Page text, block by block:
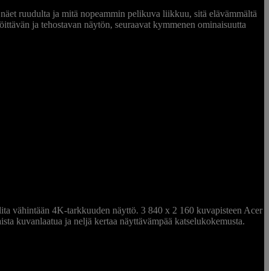
ruudulta ja mitä nopeammin pelikuva liikkuu, sitä elävämmältä
ja tehostavan näytön, seuraavat kymmenen ominaisuutta
vähintään 4K-tarkkuuden näyttö. 3 840 x 2 160 kuvapisteen Acer
kuvanlaatua ja neljä kertaa näyttävämpää katselukokemusta.